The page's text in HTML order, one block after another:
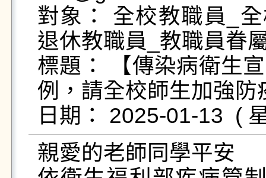
對象： 全校教職員_
退休教職員_教職員眷
標題： 【傳染病衛生
例，請全校師生加強
親愛的老師同學平安